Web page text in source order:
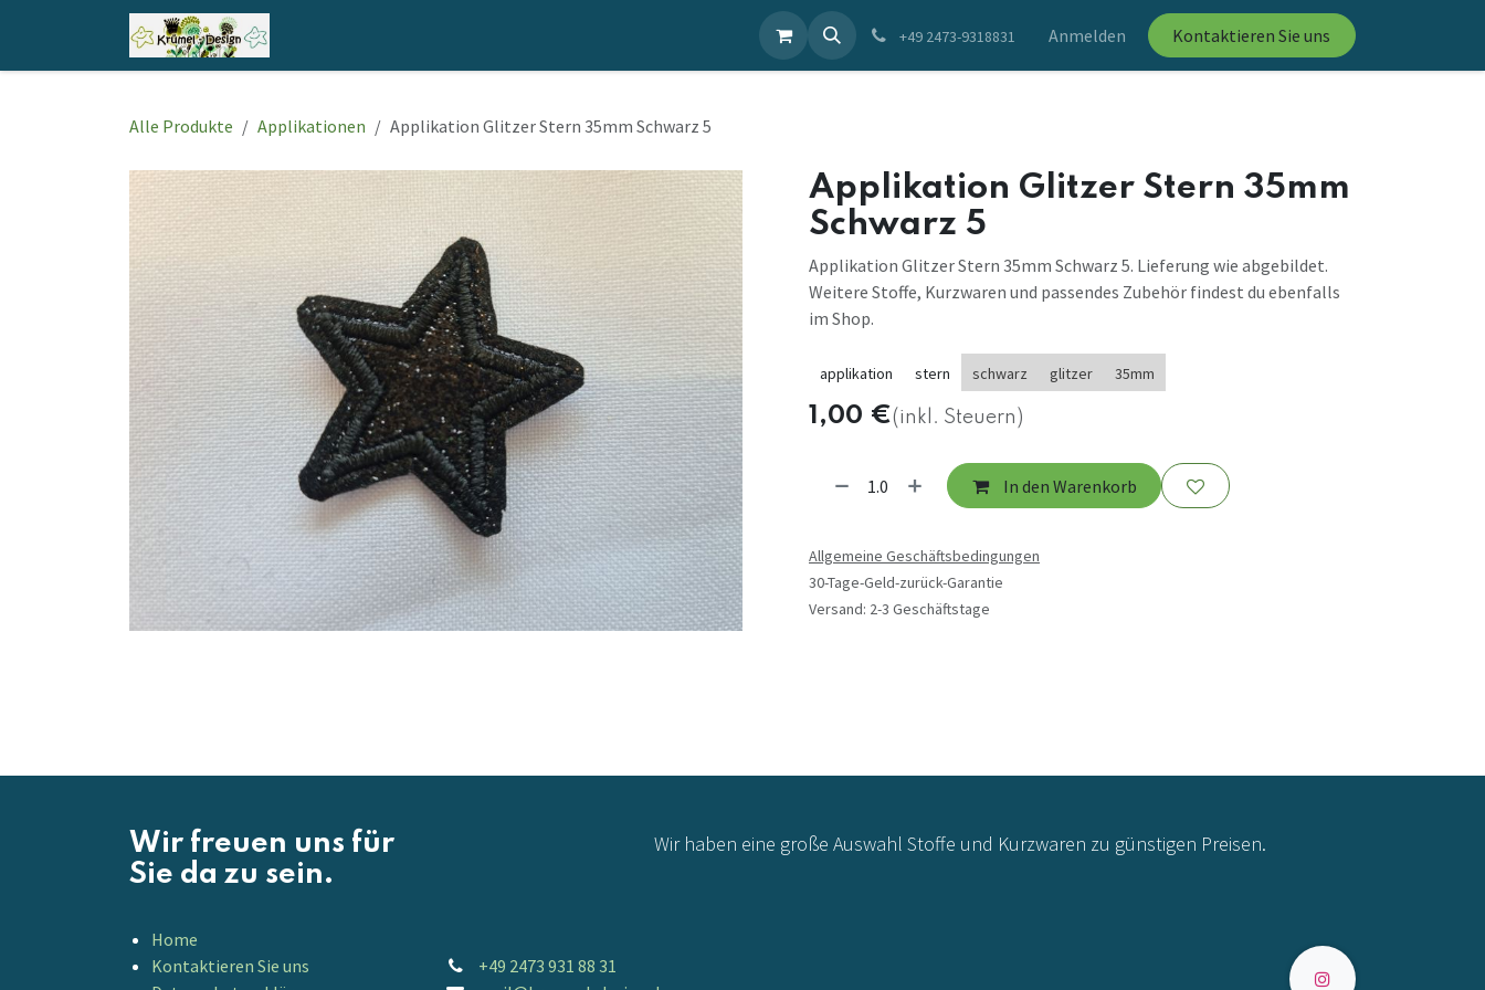
Zum Inhalt springen
+49 2473-9318831 Anmelden Kontaktieren Sie uns
Alle Produkte Applikationen Applikation Glitzer Stern 35mm Schwarz 5
Applikation Glitzer Stern 35mm
Schwarz 5
Applikation Glitzer Stern 35mm Schwarz 5. Lieferung wie abgebildet.
Weitere Stoffe, Kurzwaren und passendes Zubehör findest du ebenfalls
im Shop.
applikation stern schwarz glitzer 35mm
1,00 €(inkl. Steuern)
In den Warenkorb
Allgemeine Geschäftsbedingungen
30-Tage-Geld-zurück-Garantie
Versand: 2-3 Geschäftstage
Wir freuen uns für
Sie da zu sein.
Wir haben eine große Auswahl Stoffe und Kurzwaren zu günstigen Preisen.
Home
Kontaktieren Sie uns
+49 2473 931 88 31